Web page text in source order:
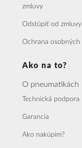
zmluvy
Odstúpiť od zmluvy
Ochrana osobných
Ako na to?
O pneumatikách
Technická podpora
Garancia
Ako nakúpim?